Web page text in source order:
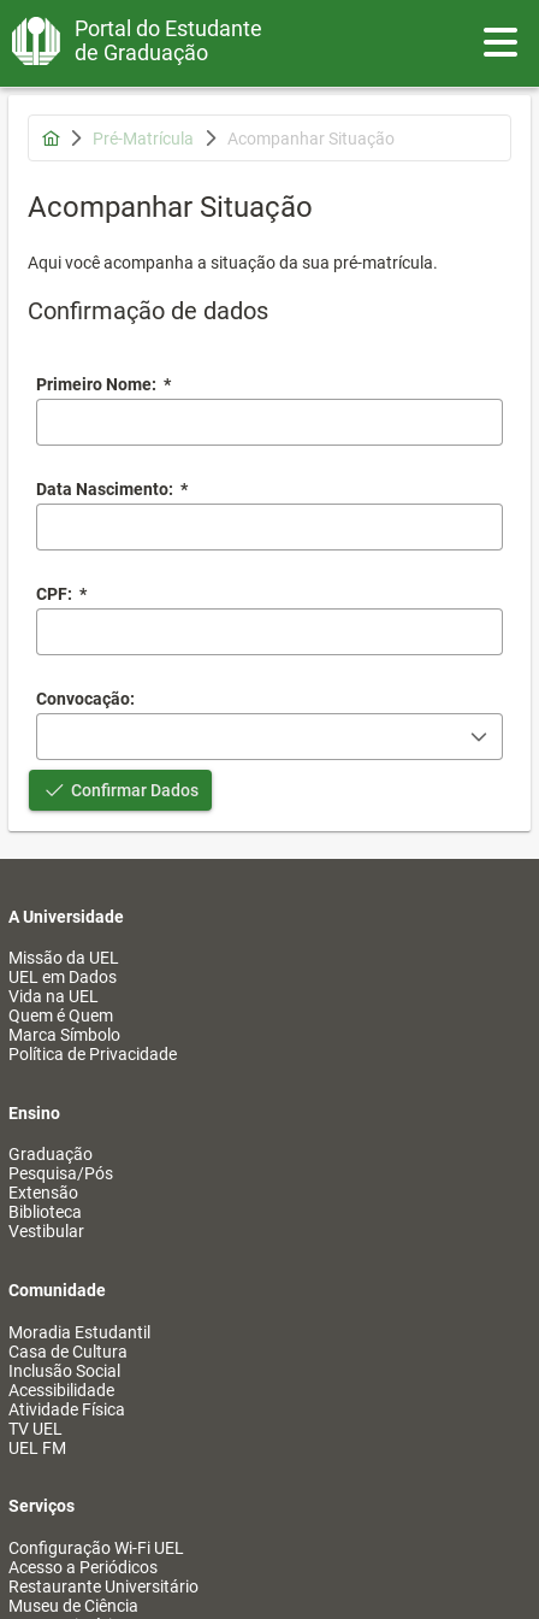
Portal do Estudante
de Graduação
Pré-Matrícula Acompanhar Situação
Acompanhar Situação
Aqui você acompanha a situação da sua pré-matrícula.
Confirmação de dados
Primeiro Nome: *
Data Nascimento: *
CPF: *
Convocação:
Confirmar Dados
A Universidade
Missão da UEL
UEL em Dados
Vida na UEL
Quem é Quem
Marca Símbolo
Política de Privacidade
Ensino
Graduação
Pesquisa/Pós
Extensão
Biblioteca
Vestibular
Comunidade
Moradia Estudantil
Casa de Cultura
Inclusão Social
Acessibilidade
Atividade Física
TV UEL
UEL FM
Serviços
Configuração Wi-Fi UEL
Acesso a Periódicos
Restaurante Universitário
Museu de Ciência